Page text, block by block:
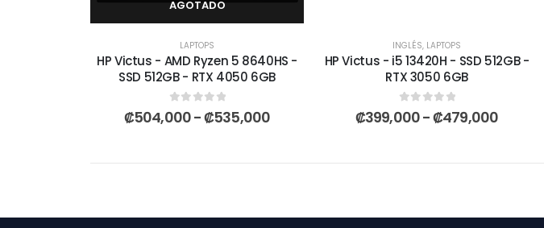
AGOTADO
LAPTOPS
HP Victus - AMD Ryzen 5 8640HS -
SSD 512GB - RTX 4050 6GB
0out of 5
₡504,000-₡535,000
INGLÉS, LAPTOPS
HP Victus - i5 13420H - SSD 512GB -
RTX 3050 6GB
0out of 5
₡399,000-₡479,000